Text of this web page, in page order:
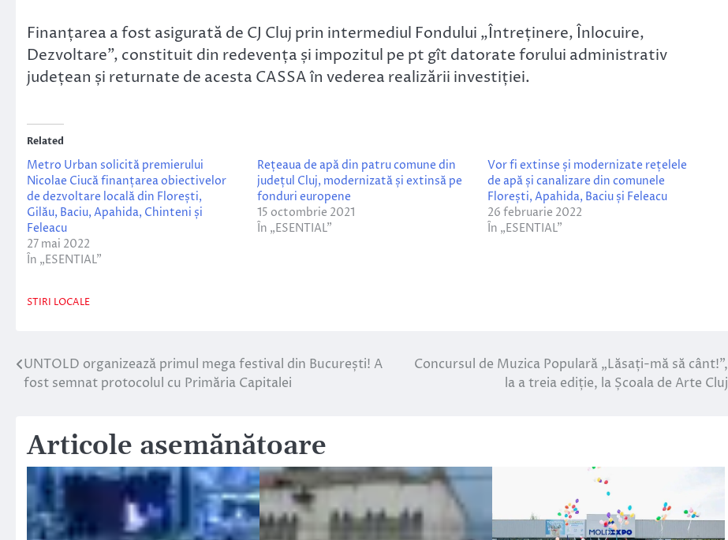
Finanțarea a fost asigurată de CJ Cluj prin intermediul Fondului „Întreținere, Înlocuire,
Dezvoltare”, constituit din redevența și impozitul pe pt gît datorate forului administrativ
județean și returnate de acesta CASSA în vederea realizării investiției.
Related
Metro Urban solicită premierului
Nicolae Ciucă finanțarea obiectivelor
de dezvoltare locală din Florești,
Gilău, Baciu, Apahida, Chinteni și
Feleacu
27 mai 2022
În „ESENTIAL”
Rețeaua de apă din patru comune din
județul Cluj, modernizată și extinsă pe
fonduri europene
15 octombrie 2021
În „ESENTIAL”
Vor fi extinse și modernizate rețelele
de apă și canalizare din comunele
Florești, Apahida, Baciu și Feleacu
26 februarie 2022
În „ESENTIAL”
STIRI LOCALE
Navigare
UNTOLD organizează primul mega festival din București! A
fost semnat protocolul cu Primăria Capitalei
Concursul de Muzica Populară „Lăsați-mă să cânt!”,
la a treia ediție, la Școala de Arte Cluj
Articole asemănătoare